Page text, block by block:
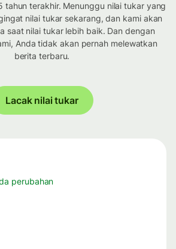
tahun terakhir. Menunggu nilai tukar yang
nilai tukar sekarang, dan kami akan
saat nilai tukar lebih baik. Dan dengan
Anda tidak akan pernah melewatkan
berita terbaru.
Lacak nilai tukar
perubahan